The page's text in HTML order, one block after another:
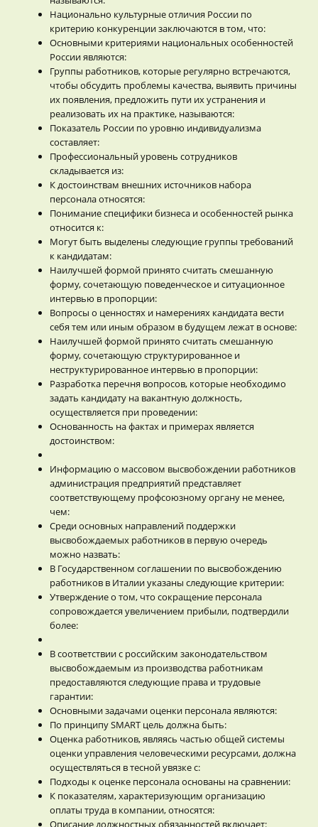
Национально культурные отличия России по
критерию конкуренции заключаются в том, что:
Основными критериями национальных особенностей
России являются:
Группы работников, которые регулярно встречаются,
чтобы обсудить проблемы качества, выявить причины
их появления, предложить пути их устранения и
реализовать их на практике, называются:
Показатель России по уровню индивидуализма
составляет:
Профессиональный уровень сотрудников
складывается из:
К достоинствам внешних источников набора
персонала относятся:
Понимание специфики бизнеса и особенностей рынка
относится к:
Могут быть выделены следующие группы требований
к кандидатам:
Наилучшей формой принято считать смешанную
форму, сочетающую поведенческое и ситуационное
интервью в пропорции:
Вопросы о ценностях и намерениях кандидата вести
себя тем или иным образом в будущем лежат в основе:
Наилучшей формой принято считать смешанную
форму, сочетающую структурированное и
неструктурированное интервью в пропорции:
Разработка перечня вопросов, которые необходимо
задать кандидату на вакантную должность,
осуществляется при проведении:
Основанность на фактах и примерах является
достоинством:
Информацию о массовом высвобождении работников
администрация предприятий представляет
соответствующему профсоюзному органу не менее,
чем:
Среди основных направлений поддержки
высвобождаемых работников в первую очередь
можно назвать:
В Государственном соглашении по высвобождению
работников в Италии указаны следующие критерии:
Утверждение о том, что сокращение персонала
сопровождается увеличением прибыли, подтвердили
более:
В соответствии с российским законодательством
высвобождаемым из производства работникам
предоставляются следующие права и трудовые
гарантии:
Основными задачами оценки персонала являются:
По принципу SMART цель должна быть:
Оценка работников, являясь частью общей системы
оценки управления человеческими ресурсами, должна
осуществляться в тесной увязке с:
Подходы к оценке персонала основаны на сравнении:
К показателям, характеризующим организацию
оплаты труда в компании, относятся:
Описание должностных обязанностей включает: